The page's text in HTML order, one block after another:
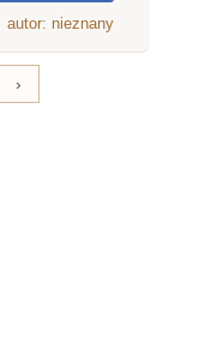
autor: nieznany
›